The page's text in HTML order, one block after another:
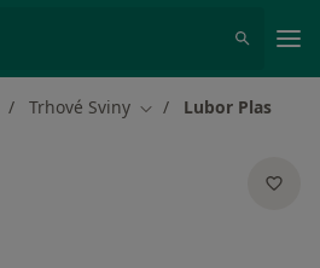
Trhové Sviny Změna města
Lubor Plas